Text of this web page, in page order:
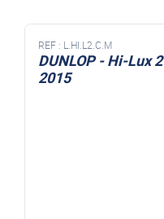
REF : L.HI.L2.C.M
DUNLOP - Hi-Lux
2015